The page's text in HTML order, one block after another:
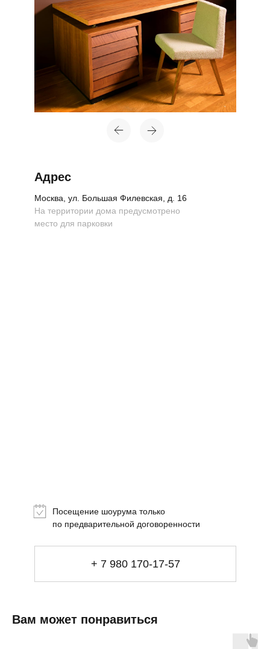
+ 7 980 170-17-57
Посещение шоурума только
по предварительной договоренности
Москва, ул. Большая Филевская, д. 16
Адрес
На территории дома предусмотрено
место для парковки
Вам может понравиться
Декор
Ценность обретения
Купить за 100 000 ₽
Купить за 100 000 ₽